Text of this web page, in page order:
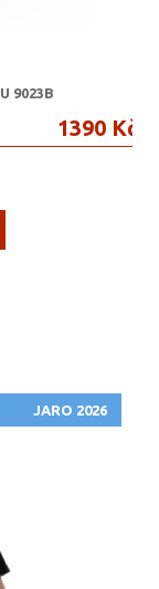
9023B
1390 Kč
JARO 2026